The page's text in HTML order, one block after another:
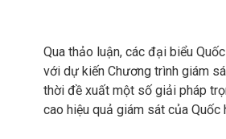
Qua thảo luận, các đại biểu
với dự kiến Chương trình giám
thời đề xuất một số giải pháp
cao hiệu quả giám sát của